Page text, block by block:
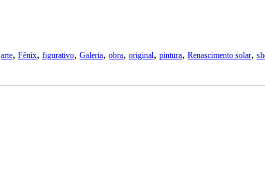
arte, Fênix, figurativo, Galeria, obra, original, pintura, Renascimento solar,